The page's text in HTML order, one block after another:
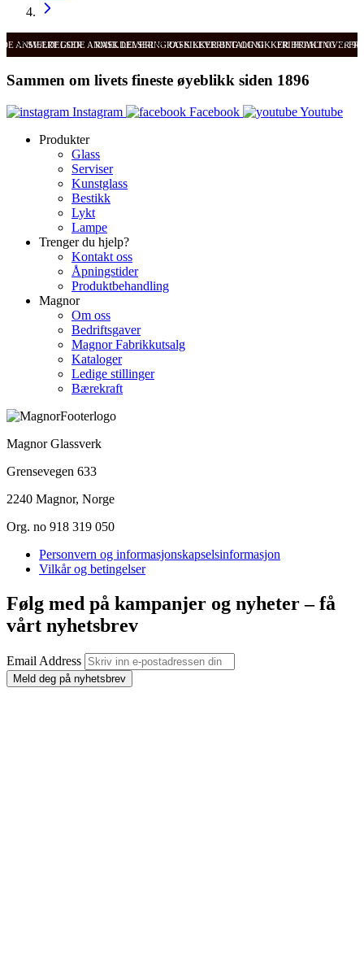
ANMELDELSER RASK LEVERING OG SIKKER BETALING FRI FRAKT OVER
SVÆRT GODE ANMELDELSER RASK LEVERING OG SIKKER BETALING
Sammen om livets fineste øyeblikk siden 1896
Instagram Facebook
Youtube
Produkter
Glass
Serviser
Kunstglass
Bestikk
Lykt
Lampe
Trenger du hjelp?
Kontakt oss
Åpningstider
Produktbehandling
Magnor
Om oss
Bedriftsgaver
Magnor Fabrikkutsalg
Kataloger
Ledige stillinger
Bærekraft
Magnor Glassverk
Grensevegen 633
2240 Magnor, Norge
Org. no 918 319 050
Personvern og informasjonskapselsinformasjon
Vilkår og betingelser
Følg med på kampanjer og nyheter – få
vårt nyhetsbrev
Email Address
Meld deg på nyhetsbrev